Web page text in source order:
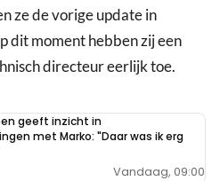
ze de vorige update in
dit moment hebben zij een
directeur eerlijk toe.
geeft inzicht in
met Marko: "Daar was ik erg
Vandaag, 09:00